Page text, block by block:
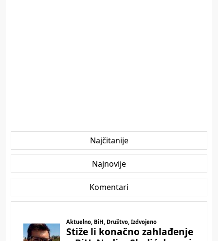
Najčitanije
Najnovije
Komentari